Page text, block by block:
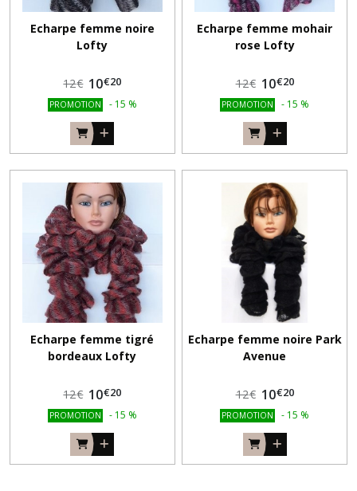
Echarpe femme noire
Lofty
12€ 10€20
PROMOTION - 15 %
Echarpe femme mohair
rose Lofty
12€ 10€20
PROMOTION - 15 %
Echarpe femme tigré
bordeaux Lofty
12€ 10€20
PROMOTION - 15 %
Echarpe femme noire Park
Avenue
12€ 10€20
PROMOTION - 15 %